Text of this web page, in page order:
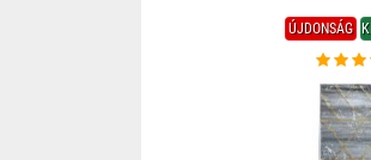
ÚJDONSÁG